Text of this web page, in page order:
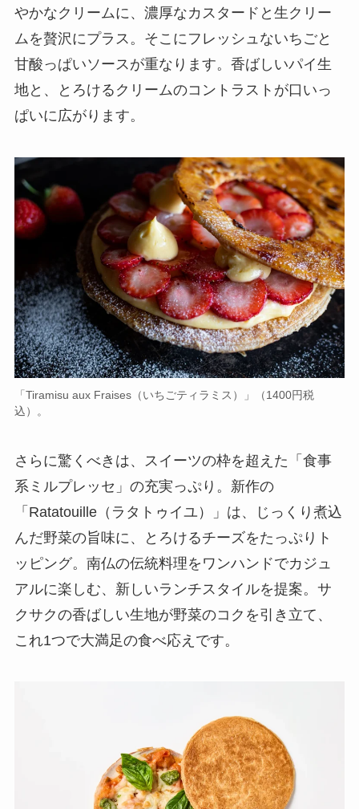
やかなクリームに、濃厚なカスタードと生クリー
ムを贅沢にプラス。そこにフレッシュないちごと
甘酸っぱいソースが重なります。香ばしいパイ生
地と、とろけるクリームのコントラストが口いっ
ぱいに広がります。
「Tiramisu aux Fraises（いちごティラミス）」（1400円税
込）。
さらに驚くべきは、スイーツの枠を超えた「食事
系ミルプレッセ」の充実っぷり。新作の
「Ratatouille（ラタトゥイユ）」は、じっくり煮込
んだ野菜の旨味に、とろけるチーズをたっぷりト
ッピング。南仏の伝統料理をワンハンドでカジュ
アルに楽しむ、新しいランチスタイルを提案。サ
クサクの香ばしい生地が野菜のコクを引き立て、
これ1つで大満足の食べ応えです。